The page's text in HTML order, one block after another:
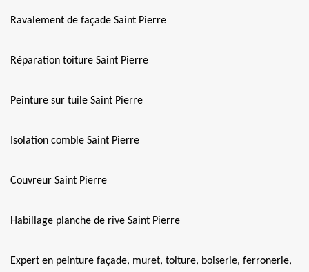
Ravalement de façade Saint Pierre
Réparation toiture Saint Pierre
Peinture sur tuile Saint Pierre
Isolation comble Saint Pierre
Couvreur Saint Pierre
Habillage planche de rive Saint Pierre
Expert en peinture façade, muret, toiture, boiserie, ferronerie,